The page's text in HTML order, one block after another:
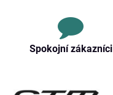
Spokojní zákazníci